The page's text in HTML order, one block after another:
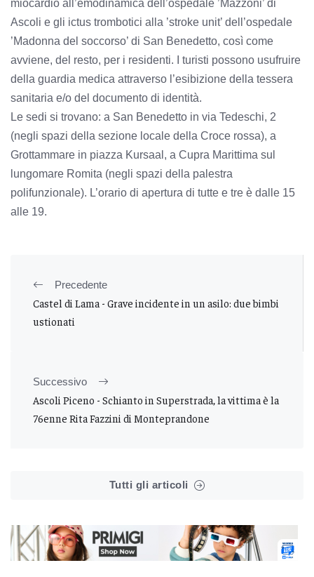
miocardio all’emodinamica dell’ospedale ’Mazzoni’ di
Ascoli e gli ictus trombotici alla ’stroke unit’ dell’ospedale
’Madonna del soccorso’ di San Benedetto, così come
avviene, del resto, per i residenti. I turisti possono usufruire
della guardia medica attraverso l’esibizione della tessera
sanitaria e/o del documento di identità.
Le sedi si trovano: a San Benedetto in via Tedeschi, 2
(negli spazi della sezione locale della Croce rossa), a
Grottammare in piazza Kursaal, a Cupra Marittima sul
lungomare Romita (negli spazi della palestra
polifunzionale). L’orario di apertura di tutte e tre è dalle 15
alle 19.
Precedente
Castel di Lama - Grave incidente in un asilo: due bimbi
ustionati
Successivo
Ascoli Piceno - Schianto in Superstrada, la vittima è la
76enne Rita Fazzini di Monteprandone
Tutti gli articoli